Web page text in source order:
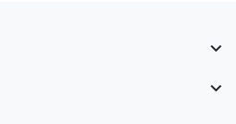

